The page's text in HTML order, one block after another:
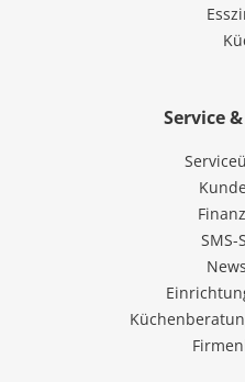
Service
SMS-